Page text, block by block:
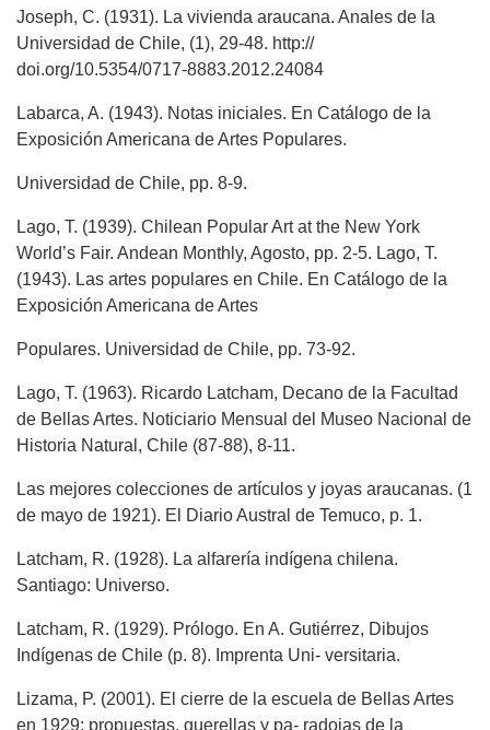
Joseph, C. (1931). La vivienda araucana. Anales de la
Universidad de Chile, (1), 29-48. http://
doi.org/10.5354/0717-8883.2012.24084
Labarca, A. (1943). Notas iniciales. En Catálogo de la
Exposición Americana de Artes Populares.
Universidad de Chile, pp. 8-9.
Lago, T. (1939). Chilean Popular Art at the New York
World’s Fair. Andean Monthly, Agosto, pp. 2-5. Lago, T.
(1943). Las artes populares en Chile. En Catálogo de la
Exposición Americana de Artes
Populares. Universidad de Chile, pp. 73-92.
Lago, T. (1963). Ricardo Latcham, Decano de la Facultad
de Bellas Artes. Noticiario Mensual del Museo Nacional de
Historia Natural, Chile (87-88), 8-11.
Las mejores colecciones de artículos y joyas araucanas. (1
de mayo de 1921). El Diario Austral de Temuco, p. 1.
Latcham, R. (1928). La alfarería indígena chilena.
Santiago: Universo.
Latcham, R. (1929). Prólogo. En A. Gutiérrez, Dibujos
Indígenas de Chile (p. 8). Imprenta Uni- versitaria.
Lizama, P. (2001). El cierre de la escuela de Bellas Artes
en 1929: propuestas, querellas y pa- radojas de la